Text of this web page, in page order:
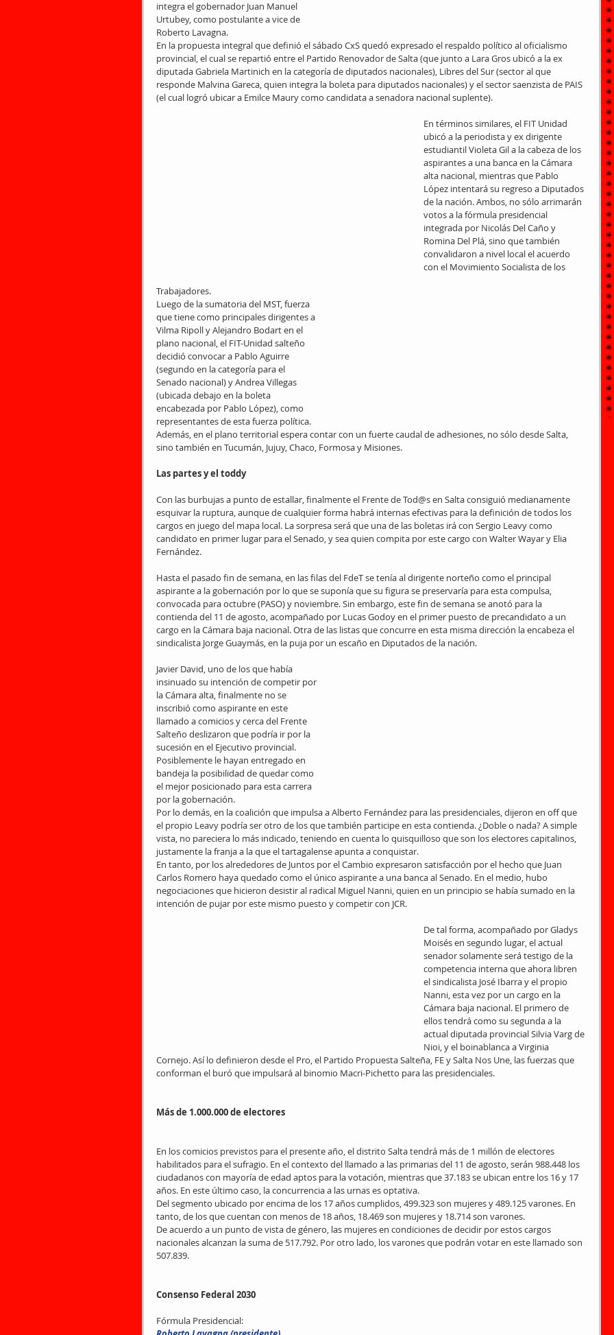
integra el gobernador Juan Manuel
Urtubey, como postulante a vice de
Roberto Lavagna.
En la propuesta integral que definió el sábado CxS quedó expresado el respaldo político al oficialismo
provincial, el cual se repartió entre el Partido Renovador de Salta (que junto a Lara Gros ubicó a la ex
diputada Gabriela Martinich en la categoría de diputados nacionales), Libres del Sur (sector al que
responde Malvina Gareca, quien integra la boleta para diputados nacionales) y el sector saenzista de PAIS
(el cual logró ubicar a Emilce Maury como candidata a senadora nacional suplente).
En términos similares, el FIT Unidad
ubicó a la periodista y ex dirigente
estudiantil Violeta Gil a la cabeza de los
aspirantes a una banca en la Cámara
alta nacional, mientras que Pablo
López intentará su regreso a Diputados
de la nación. Ambos, no sólo arrimarán
votos a la fórmula presidencial
integrada por Nicolás Del Caño y
Romina Del Plá, sino que también
convalidaron a nivel local el acuerdo
con el Movimiento Socialista de los
Trabajadores.
Luego de la sumatoria del MST, fuerza
que tiene como principales dirigentes a
Vilma Ripoll y Alejandro Bodart en el
plano nacional, el FIT-Unidad salteño
decidió convocar a Pablo Aguirre
(segundo en la categoría para el
Senado nacional) y Andrea Villegas
(ubicada debajo en la boleta
encabezada por Pablo López), como
representantes de esta fuerza política.
Además, en el plano territorial espera contar con un fuerte caudal de adhesiones, no sólo desde Salta,
sino también en Tucumán, Jujuy, Chaco, Formosa y Misiones.
Las partes y el toddy
Con las burbujas a punto de estallar, finalmente el Frente de Tod@s en Salta consiguió medianamente
esquivar la ruptura, aunque de cualquier forma habrá internas efectivas para la definición de todos los
cargos en juego del mapa local. La sorpresa será que una de las boletas irá con Sergio Leavy como
candidato en primer lugar para el Senado, y sea quien compita por este cargo con Walter Wayar y Elia
Fernández.
Hasta el pasado fin de semana, en las filas del FdeT se tenía al dirigente norteño como el principal
aspirante a la gobernación por lo que se suponía que su figura se preservaría para esta compulsa,
convocada para octubre (PASO) y noviembre. Sin embargo, este fin de semana se anotó para la
contienda del 11 de agosto, acompañado por Lucas Godoy en el primer puesto de precandidato a un
cargo en la Cámara baja nacional. Otra de las listas que concurre en esta misma dirección la encabeza el
sindicalista Jorge Guaymás, en la puja por un escaño en Diputados de la nación.
Javier David, uno de los que había
insinuado su intención de competir por
la Cámara alta, finalmente no se
inscribió como aspirante en este
llamado a comicios y cerca del Frente
Salteño deslizaron que podría ir por la
sucesión en el Ejecutivo provincial.
Posiblemente le hayan entregado en
bandeja la posibilidad de quedar como
el mejor posicionado para esta carrera
por la gobernación.
Por lo demás, en la coalición que impulsa a Alberto Fernández para las presidenciales, dijeron en off que
el propio Leavy podría ser otro de los que también participe en esta contienda. ¿Doble o nada? A simple
vista, no pareciera lo más indicado, teniendo en cuenta lo quisquilloso que son los electores capitalinos,
justamente la franja a la que el tartagalense apunta a conquistar.
En tanto, por los alrededores de Juntos por el Cambio expresaron satisfacción por el hecho que Juan
Carlos Romero haya quedado como el único aspirante a una banca al Senado. En el medio, hubo
negociaciones que hicieron desistir al radical Miguel Nanni, quien en un principio se había sumado en la
intención de pujar por este mismo puesto y competir con JCR.
De tal forma, acompañado por Gladys
Moisés en segundo lugar, el actual
senador solamente será testigo de la
competencia interna que ahora libren
el sindicalista José Ibarra y el propio
Nanni, esta vez por un cargo en la
Cámara baja nacional. El primero de
ellos tendrá como su segunda a la
actual diputada provincial Silvia Varg de
Nioi, y el boinablanca a Virginia
Cornejo. Así lo definieron desde el Pro, el Partido Propuesta Salteña, FE y Salta Nos Une, las fuerzas que
conforman el buró que impulsará al binomio Macri-Pichetto para las presidenciales.
Más de 1.000.000 de electores
En los comicios previstos para el presente año, el distrito Salta tendrá más de 1 millón de electores
habilitados para el sufragio. En el contexto del llamado a las primarias del 11 de agosto, serán 988.448 los
ciudadanos con mayoría de edad aptos para la votación, mientras que 37.183 se ubican entre los 16 y 17
años. En este último caso, la concurrencia a las urnas es optativa.
Del segmento ubicado por encima de los 17 años cumplidos, 499.323 son mujeres y 489.125 varones. En
tanto, de los que cuentan con menos de 18 años, 18.469 son mujeres y 18.714 son varones.
De acuerdo a un punto de vista de género, las mujeres en condiciones de decidir por estos cargos
nacionales alcanzan la suma de 517.792. Por otro lado, los varones que podrán votar en este llamado son
507.839.
Consenso Federal 2030
Fórmula Presidencial: